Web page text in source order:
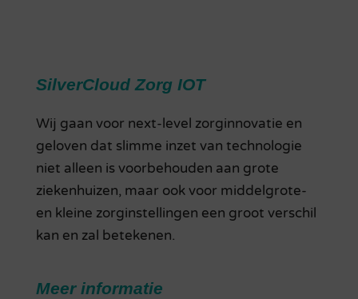
SilverCloud Zorg IOT
Wij gaan voor next-level zorginnovatie en
geloven dat slimme inzet van technologie
niet alleen is voorbehouden aan grote
ziekenhuizen, maar ook voor middelgrote-
en kleine zorginstellingen een groot verschil
kan en zal betekenen.
Meer informatie